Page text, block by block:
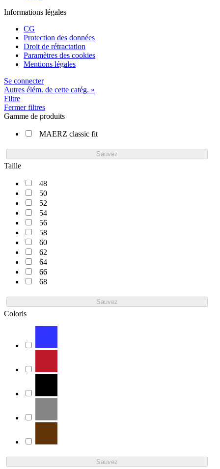
Informations légales
CG
Protection des données
Droit de rétractation
Paramètres des cookies
Mentions légales
Se connecter
Autres élém. de cette catég. »
Filtre
Fermer filtres
Gamme de produits
MAERZ classic fit
Sauvez
Taille
48
50
52
54
56
58
60
62
64
66
68
Sauvez
Coloris
Sauvez